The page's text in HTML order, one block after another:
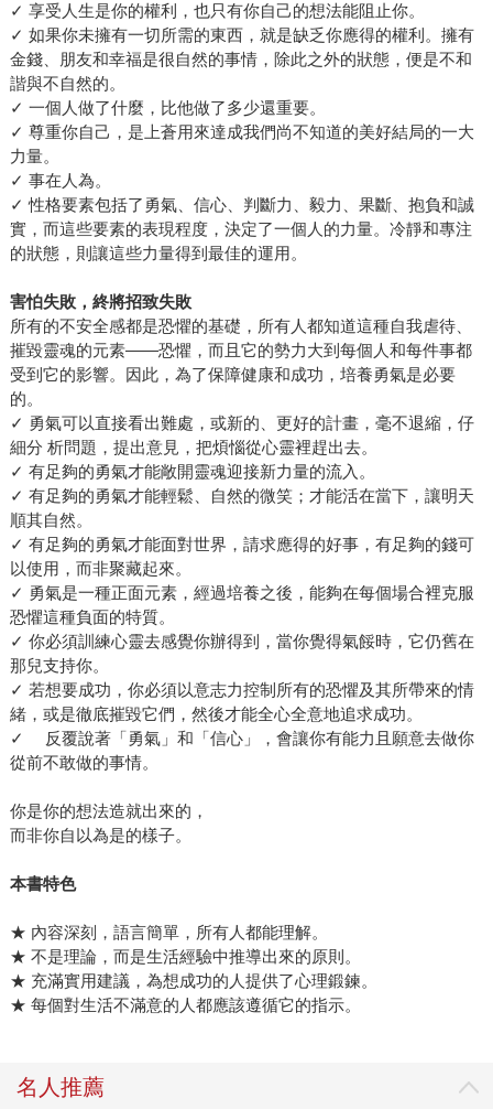
✓ 享受人生是你的權利，也只有你自己的想法能阻止你。
✓ 如果你未擁有一切所需的東西，就是缺乏你應得的權利。擁有
金錢、朋友和幸福是很自然的事情，除此之外的狀態，便是不和
諧與不自然的。
✓ 一個人做了什麼，比他做了多少還重要。
✓ 尊重你自己，是上蒼用來達成我們尚不知道的美好結局的一大
力量。
✓ 事在人為。
✓ 性格要素包括了勇氣、信心、判斷力、毅力、果斷、抱負和誠
實，而這些要素的表現程度，決定了一個人的力量。冷靜和專注
的狀態，則讓這些力量得到最佳的運用。
害怕失敗，終將招致失敗
所有的不安全感都是恐懼的基礎，所有人都知道這種自我虐待、
摧毀靈魂的元素——恐懼，而且它的勢力大到每個人和每件事都
受到它的影響。因此，為了保障健康和成功，培養勇氣是必要
的。
✓ 勇氣可以直接看出難處，或新的、更好的計畫，毫不退縮，仔
細分 析問題，提出意見，把煩惱從心靈裡趕出去。
✓ 有足夠的勇氣才能敞開靈魂迎接新力量的流入。
✓ 有足夠的勇氣才能輕鬆、自然的微笑；才能活在當下，讓明天
順其自然。
✓ 有足夠的勇氣才能面對世界，請求應得的好事，有足夠的錢可
以使用，而非聚藏起來。
✓ 勇氣是一種正面元素，經過培養之後，能夠在每個場合裡克服
恐懼這種負面的特質。
✓ 你必須訓練心靈去感覺你辦得到，當你覺得氣餒時，它仍舊在
那兒支持你。
✓ 若想要成功，你必須以意志力控制所有的恐懼及其所帶來的情
緒，或是徹底摧毀它們，然後才能全心全意地追求成功。
✓ 反覆說著「勇氣」和「信心」，會讓你有能力且願意去做你
從前不敢做的事情。
你是你的想法造就出來的，
而非你自以為是的樣子。
本書特色
★ 內容深刻，語言簡單，所有人都能理解。
★ 不是理論，而是生活經驗中推導出來的原則。
★ 充滿實用建議，為想成功的人提供了心理鍛鍊。
★ 每個對生活不滿意的人都應該遵循它的指示。
名人推薦